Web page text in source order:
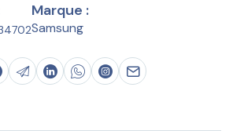
Marque :
Samsung